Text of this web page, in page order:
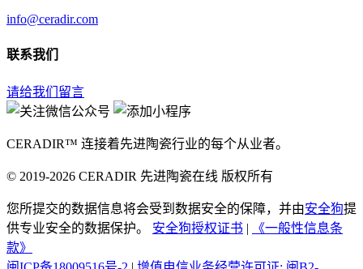
info@ceradir.com
联系我们
请给我们留言
CERADIR™ 连接着先进陶瓷行业的每个从业者。
© 2019-2026 CERADIR 先进陶瓷在线 版权所有
您所提交的数据信息将会受到数据安全的保障，并由安全狗提
供专业安全的数据保护。 安全狗授权证书 |
《一般性信息条
款》